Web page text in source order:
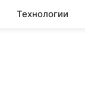
Технологии